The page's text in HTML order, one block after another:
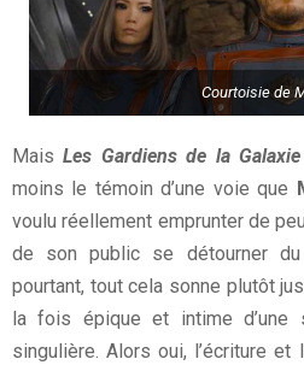
Courtoisie de
Mais Les Gardiens de la
moins le témoin d’une voie que
voulu réellement emprunter de
de son public se détourner du
pourtant, tout cela sonne plutôt
la fois épique et intime d’une
singulière. Alors oui, l’écriture